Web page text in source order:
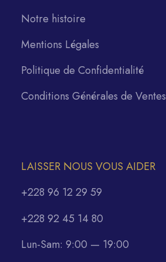
Notre histoire
Mentions Légales
Politique de Confidentialité
Conditions Générales de Ventes
LAISSER NOUS VOUS AIDER
+228 96 12 29 59
+228 92 45 14 80
Lun-Sam: 9:00 — 19:00